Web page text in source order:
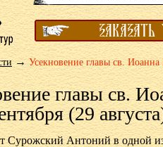
→Усек­но­ве­ние гла­вы св. Иоан­на
гла­вы св.
(29
Су­рож­ский Ан­то­ний в од­ной из